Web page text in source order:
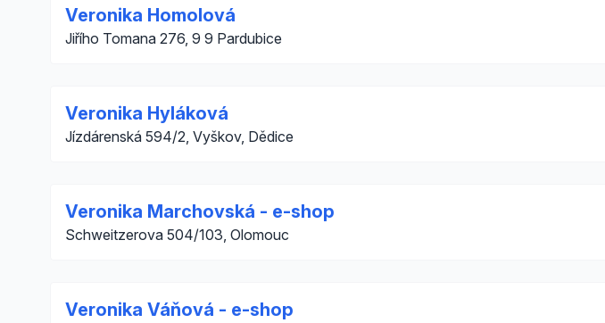
Veronika Homolová
Jiřího Tomana 276, 9 9 Pardubice
Veronika Hyláková
Jízdárenská 594/2, Vyškov, Dědice
Veronika Marchovská - e-shop
Schweitzerova 504/103, Olomouc
Veronika Váňová - e-shop